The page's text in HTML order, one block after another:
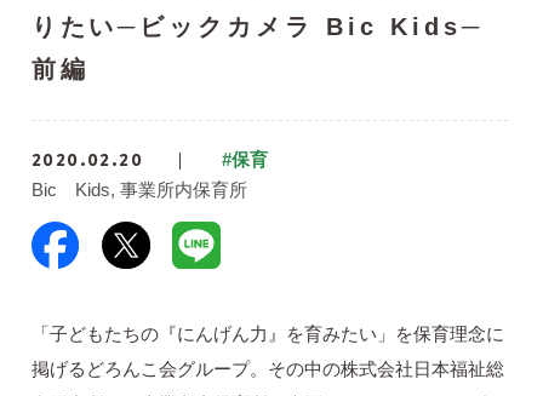
りたい─ビックカメラ Bic Kids─
前編
2020.02.20
#保育
Bic Kids 事業所内保育所
「子どもたちの『にんげん力』を育みたい」を保育理念に
掲げるどろんこ会グループ。その中の株式会社日本福祉総